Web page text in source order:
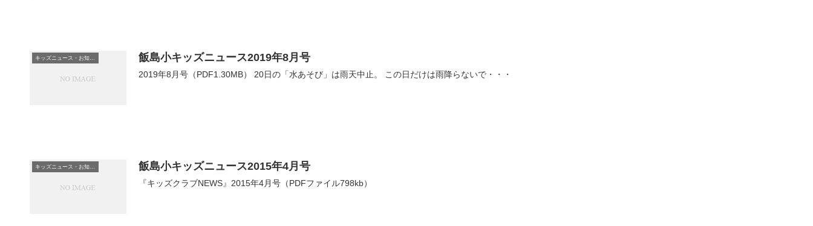
キッズニュース・お知らせ 飯島小キッズニュース2019年8月号
2019年8月号（PDF1.30MB） 20日の「水あそび」は雨天中止。 この日だけは雨降らないで・・・
キッズニュース・お知らせ 飯島小キッズニュース2015年4月号
『キッズクラブNEWS』2015年4月号（PDFファイル798kb）